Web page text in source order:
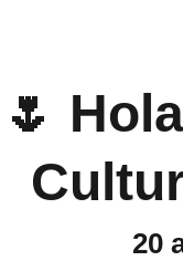
🌷
20